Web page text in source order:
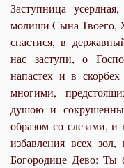
Заступница
молиши Сына Твоего,
спастися, в
нас заступи, о
напастех и в
многими,
душою и
образом со слезами,
избавления всех
Богородице Дево: Ты